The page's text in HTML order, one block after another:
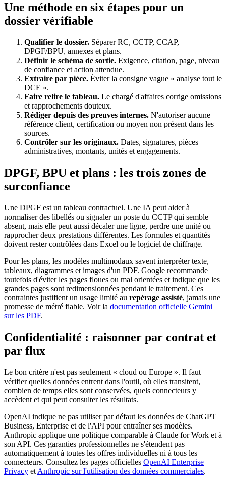
Une méthode en six étapes pour un
dossier vérifiable
Qualifier le dossier. Séparer RC, CCTP, CCAP,
DPGF/BPU, annexes et plans.
Définir le schéma de sortie. Exigence, citation, page, niveau
de confiance et action attendue.
Extraire par pièce. Éviter la consigne vague « analyse tout le
DCE ».
Faire relire le tableau. Le chargé d'affaires corrige omissions
et rapprochements douteux.
Rédiger depuis des preuves internes. N'autoriser aucune
référence client, certification ou moyen non présent dans les
sources.
Contrôler sur les originaux. Dates, signatures, pièces
administratives, montants, unités et engagements.
DPGF, BPU et plans : les trois zones de
surconfiance
Une DPGF est un tableau contractuel. Une IA peut aider à
normaliser des libellés ou signaler un poste du CCTP qui semble
absent, mais elle peut aussi décaler une ligne, perdre une unité ou
rapprocher deux prestations différentes. Les formules et quantités
doivent rester contrôlées dans Excel ou le logiciel de chiffrage.
Pour les plans, les modèles multimodaux savent interpréter texte,
tableaux, diagrammes et images d'un PDF. Google recommande
toutefois d'éviter les pages floues ou mal orientées et indique que les
grandes pages sont redimensionnées pendant le traitement. Ces
contraintes justifient un usage limité au repérage assisté, jamais une
promesse de métré fiable. Voir la documentation officielle Gemini
sur les PDF.
Confidentialité : raisonner par contrat et
par flux
Le bon critère n'est pas seulement « cloud ou Europe ». Il faut
vérifier quelles données entrent dans l'outil, où elles transitent,
combien de temps elles sont conservées, quels connecteurs y
accèdent et qui peut consulter les résultats.
OpenAI indique ne pas utiliser par défaut les données de ChatGPT
Business, Enterprise et de l'API pour entraîner ses modèles.
Anthropic applique une politique comparable à Claude for Work et à
son API. Ces garanties professionnelles ne s'étendent pas
automatiquement à toutes les offres individuelles ni à tous les
connecteurs. Consultez les pages officielles OpenAI Enterprise
Privacy et Anthropic sur l'utilisation des données commerciales.